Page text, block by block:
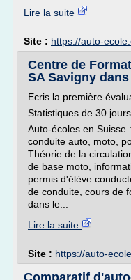
Lire la suite
Site : https://auto-
Centre de
SA Savigny dans
Ecris la première
Statistiques de 30
Auto-écoles en Suisse
conduite auto, moto,
Théorie de la
de base moto,
permis d'élève
de conduite, cours de
dans le...
Lire la suite
Site : https://auto-
Comparatif